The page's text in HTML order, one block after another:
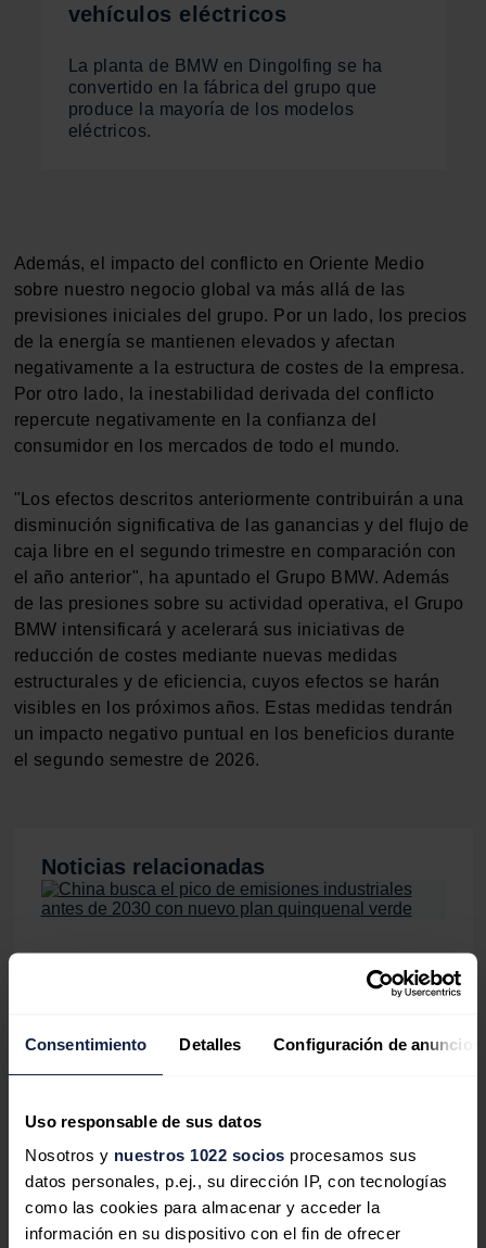
Consentimiento Detalles Configuración de anuncios
Uso responsable de sus datos
Nosotros y nuestros 1022 socios procesamos sus
datos personales, p.ej., su dirección IP, con tecnologías
como las cookies para almacenar y acceder la
información en su dispositivo con el fin de ofrecer
vehículos eléctricos
La planta de BMW en Dingolfing se ha
convertido en la fábrica del grupo que
produce la mayoría de los modelos
eléctricos.
Además, el impacto del conflicto en Oriente Medio
sobre nuestro negocio global va más allá de las
previsiones iniciales del grupo. Por un lado, los precios
de la energía se mantienen elevados y afectan
negativamente a la estructura de costes de la empresa.
Por otro lado, la inestabilidad derivada del conflicto
repercute negativamente en la confianza del
consumidor en los mercados de todo el mundo.
"Los efectos descritos anteriormente contribuirán a una
disminución significativa de las ganancias y del flujo de
caja libre en el segundo trimestre en comparación con
el año anterior", ha apuntado el Grupo BMW. Además
de las presiones sobre su actividad operativa, el Grupo
BMW intensificará y acelerará sus iniciativas de
reducción de costes mediante nuevas medidas
estructurales y de eficiencia, cuyos efectos se harán
visibles en los próximos años. Estas medidas tendrán
un impacto negativo puntual en los beneficios durante
el segundo semestre de 2026.
Noticias relacionadas
China busca el pico de emisiones
industriales antes de 2030 con nuevo
plan quinquenal verde
Las importaciones de petróleo crudo
de China cayeron con fuerza en el